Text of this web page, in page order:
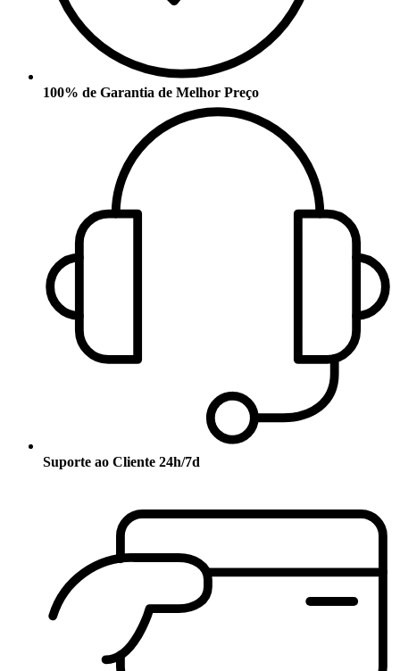
100% de Garantia de Melhor Preço
Suporte ao Cliente 24h/7d